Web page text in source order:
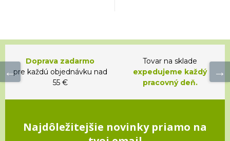
Doprava zadarmo
pre každú objednávku nad
55 €
Tovar na sklade
expedujeme každý
pracovný deň.
Najdôležitejšie novinky priamo na